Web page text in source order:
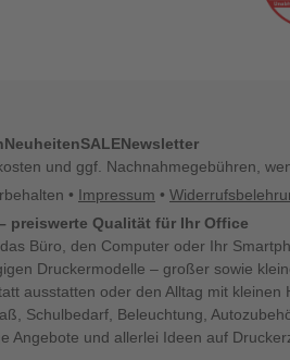
NeuheitenSALENewsletter
und ggf. Nachnahmegebühren,
• Impressum •
preiswerte Qualität für Ihr Office
Büro, den Computer oder Ihr
Druckermodelle – großer sowie
ausstatten oder den Alltag mit kleinen
Schulbedarf, Beleuchtung,
Angebote und allerlei Ideen auf